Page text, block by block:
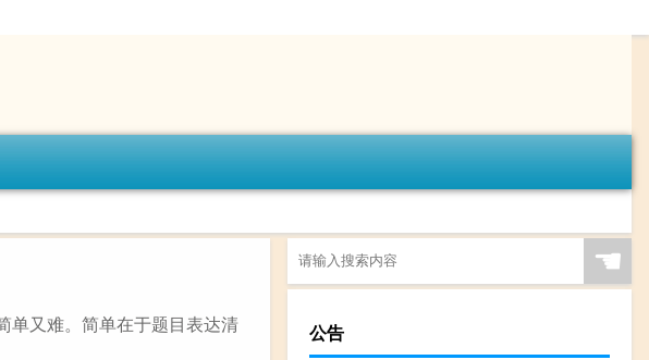
单又难。简单在于题目表达清
☚
公告